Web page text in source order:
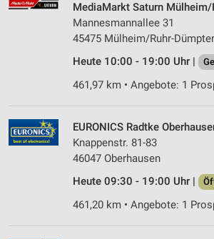
MediaMarkt Saturn Mülheim/
Mannesmannallee 31
45475 Mülheim/Ruhr-
Heute 10:00 - 19:00 Uhr |
461,97 km • Angebote: 1
EURONICS Radtke
Knappenstr. 81-83
46047 Oberhausen
Heute 09:30 - 19:00 Uhr |
461,20 km • Angebote: 1